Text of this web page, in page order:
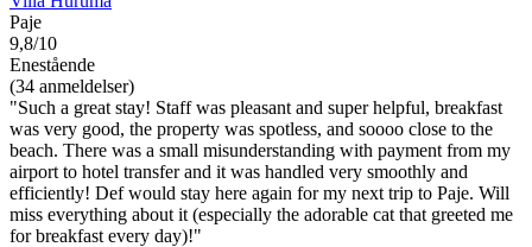
Paje
9,8/10
Enestående
(34 anmeldelser)
"Such a great stay! Staff was pleasant and super helpful, breakfast
was very good, the property was spotless, and soooo close to the
beach. There was a small misunderstanding with payment from my
airport to hotel transfer and it was handled very smoothly and
efficiently! Def would stay here again for my next trip to Paje. Will
miss everything about it (especially the adorable cat that greeted me
for breakfast every day)!"